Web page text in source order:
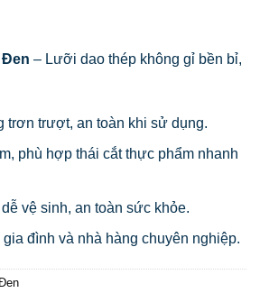
Đen – Lưỡi dao thép không gỉ bền bỉ,
trơn trượt, an toàn khi sử dụng.
phù hợp thái cắt thực phẩm nhanh
vệ sinh, an toàn sức khỏe.
đình và nhà hàng chuyên nghiệp.